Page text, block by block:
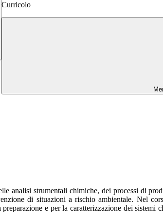
Curricolo
analisi strumentali chimiche, dei processi di
di situazioni a rischio ambientale. Nel
e per la caratterizzazione dei sistemi